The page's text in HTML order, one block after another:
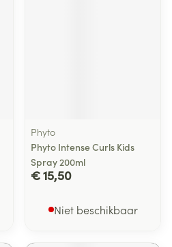
Phyto
Phyto Intense Curls Kids
Spray 200ml
€ 15,50
Niet beschikbaar